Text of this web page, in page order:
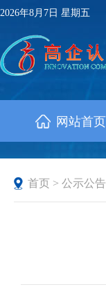
2026年8月7日 星期五
网站首页
首页 > 公示公告